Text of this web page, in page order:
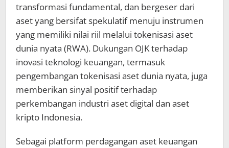
transformasi fundamental, dan bergeser dari
aset yang bersifat spekulatif menuju instrumen
yang memiliki nilai riil melalui tokenisasi aset
dunia nyata (RWA). Dukungan OJK terhadap
inovasi teknologi keuangan, termasuk
pengembangan tokenisasi aset dunia nyata, juga
memberikan sinyal positif terhadap
perkembangan industri aset digital dan aset
kripto Indonesia.
Sebagai platform perdagangan aset keuangan